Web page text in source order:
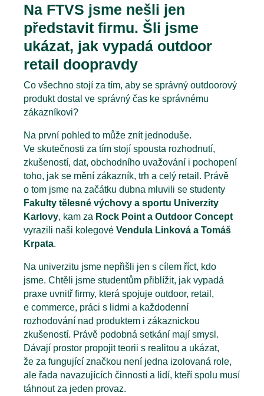
Na FTVS jsme nešli jen
představit firmu. Šli jsme
ukázat, jak vypadá outdoor
retail doopravdy
Co všechno stojí za tím, aby se správný outdoorový
produkt dostal ve správný čas ke správnému
zákazníkovi?
Na první pohled to může znít jednoduše.
Ve skutečnosti za tím stojí spousta rozhodnutí,
zkušeností, dat, obchodního uvažování i pochopení
toho, jak se mění zákazník, trh a celý retail. Právě
o tom jsme na začátku dubna mluvili se studenty
Fakulty tělesné výchovy a sportu Univerzity
Karlovy, kam za Rock Point a Outdoor Concept
vyrazili naši kolegovéVendula Linková a Tomáš
Krpata.
Na univerzitu jsme nepřišli jen s cílem říct, kdo
jsme. Chtěli jsme studentům přiblížit, jak vypadá
praxe uvnitř firmy, která spojuje outdoor, retail,
e commerce, práci s lidmi a každodenní
rozhodování nad produktem i zákaznickou
zkušeností. Právě podobná setkání mají smysl.
Dávají prostor propojit teorii s realitou a ukázat,
že za fungující značkou není jedna izolovaná role,
ale řada navazujících činností a lidí, kteří spolu musí
táhnout za jeden provaz.